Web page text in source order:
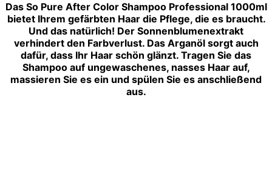
Das So Pure After Color Shampoo Professional 1000ml
bietet Ihrem gefärbten Haar die Pflege, die es braucht.
Und das natürlich! Der Sonnenblumenextrakt
verhindert den Farbverlust. Das Arganöl sorgt auch
dafür, dass Ihr Haar schön glänzt. Tragen Sie das
Shampoo auf ungewaschenes, nasses Haar auf,
massieren Sie es ein und spülen Sie es anschließend
aus.